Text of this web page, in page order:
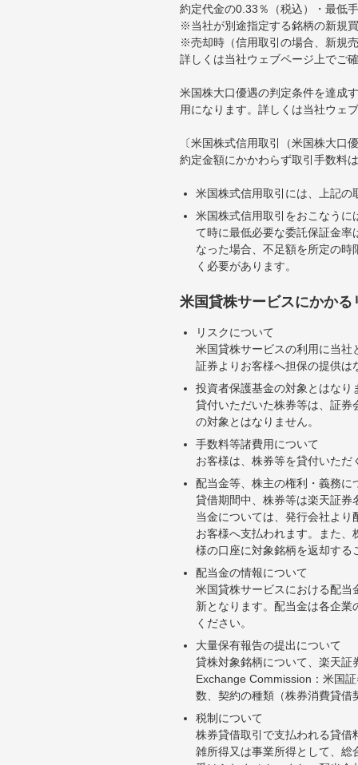
約定代金の0.33％（税込）・最低
※当社が別途指定する銘柄の新規
※売却時（信用取引の場合、新規
詳しくは当社ウェブページ上でご
米国株大口優遇の判定条件を達成
用になります。詳しくは当社ウェ
〔米国株式信用取引（米国株大口
約定金額にかかわらず取引手数料
米国株式信用取引には、上記
米国株式信用取引をおこなう
て時に最低必要な委託保証金
なった場合、不足額を所定の
く必要があります。
米国貸株サービスにかかる
リスクについて
米国貸株サービスの利用に当
証券よりお客様へ担保の提供
投資者保護基金の対象とはなり
貸付いただいた株券等は、証
の対象とはなりません。
手数料等諸費用について
お客様は、株券等を貸付いた
配当金等、株主の権利・義務に
貸借期間中、株券等は楽天証
当金については、発行会社よ
お客様へ支払われます。また
様の口座に対象銘柄を返却す
配当金の情報について
米国貸株サービスにおける配当
新となります。配当金は各企
ください。
大量保有報告の提出について
貸株対象銘柄について、楽天
Exchange Commission：米国
数、契約の種類（株券消費貸
税制について
株券貸借取引で支払われる貸
雑所得又は事業所得として、